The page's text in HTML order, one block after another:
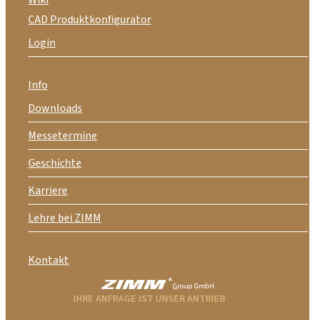
CAD Produktkonfigurator
Login
Info
Downloads
Messetermine
Geschichte
Karriere
Lehre bei ZIMM
Kontakt
IHRE ANFRAGE IST UNSER ANTRIEB